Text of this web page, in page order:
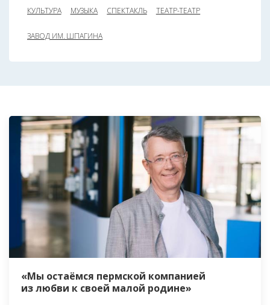
КУЛЬТУРА МУЗЫКА СПЕКТАКЛЬ ТЕАТР-ТЕАТР
ЗАВОД ИМ. ШПАГИНА
«Мы остаёмся пермской компанией
из любви к своей малой родине»